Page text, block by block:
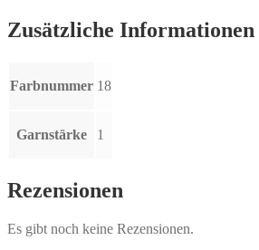
Zusätzliche Informationen
Farbnummer 18
Garnstärke 1
Rezensionen
Es gibt noch keine Rezensionen.